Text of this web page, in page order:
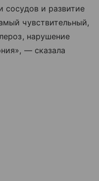
сосудов и развитие
чувствительный,
нарушение
— сказала